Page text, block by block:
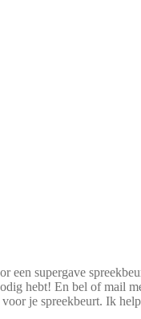
een supergave
hebt! En bel of mail
je spreekbeurt. Ik